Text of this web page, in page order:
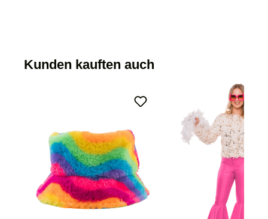
Kunden kauften auch